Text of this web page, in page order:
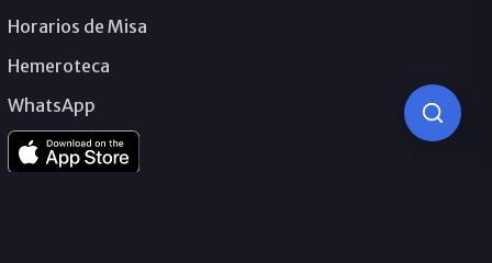
Horarios de Misa
Hemeroteca
WhatsApp